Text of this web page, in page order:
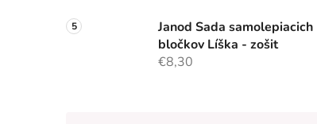
Janod Sada samolepiacich
bločkov Líška - zošit
€8,30